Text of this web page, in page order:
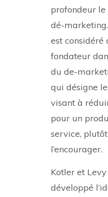
profondeur le
dé-
est considéré
fondateur
du de-
qui désigne
visant à
pour un
service, plutôt
l’encourager.
Kotler et
développé